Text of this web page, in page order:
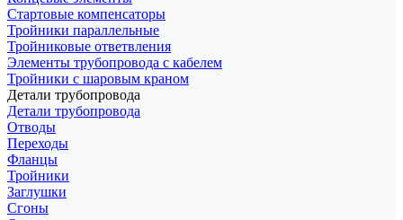
Стартовые компенсаторы
Тройники параллельные
Тройниковые ответвления
Элементы трубопровода с кабелем
Тройники с шаровым краном
Детали трубопровода
Детали трубопровода
Отводы
Переходы
Фланцы
Тройники
Заглушки
Сгоны